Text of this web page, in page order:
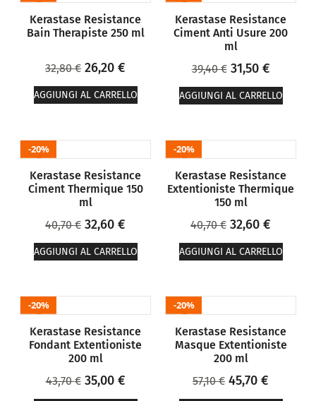
Kerastase Resistance
Bain Therapiste 250 ml
32,80€ 26,20 €
AGGIUNGI AL CARRELLO
Kerastase Resistance
Ciment Anti Usure 200
ml
39,40€ 31,50 €
AGGIUNGI AL CARRELLO
20%
Kerastase Resistance
Ciment Thermique 150
ml
40,70€ 32,60 €
AGGIUNGI AL CARRELLO
20%
Kerastase Resistance
Extentioniste Thermique
150 ml
40,70€ 32,60 €
AGGIUNGI AL CARRELLO
20%
Kerastase Resistance
Fondant Extentioniste
200 ml
43,70€ 35,00 €
20%
Kerastase Resistance
Masque Extentioniste
200 ml
57,10€ 45,70 €